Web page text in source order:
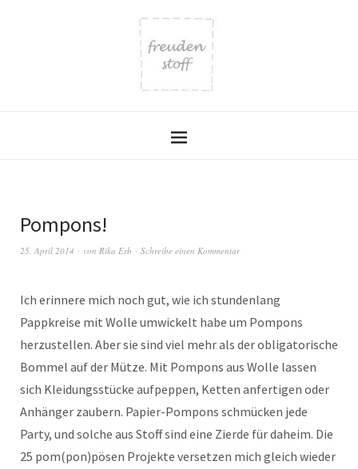
Pompons!
25. April 2014 von Rika Erb Schreibe einen Kommentar
Ich erinnere mich noch gut, wie ich stundenlang
Pappkreise mit Wolle umwickelt habe um Pompons
herzustellen. Aber sie sind viel mehr als der obligatorische
Bommel auf der Mütze. Mit Pompons aus Wolle lassen
sich Kleidungsstücke aufpeppen, Ketten anfertigen oder
Anhänger zaubern. Papier-Pompons schmücken jede
Party, und solche aus Stoff sind eine Zierde für daheim. Die
25 pom(pon)pösen Projekte versetzen mich gleich wieder